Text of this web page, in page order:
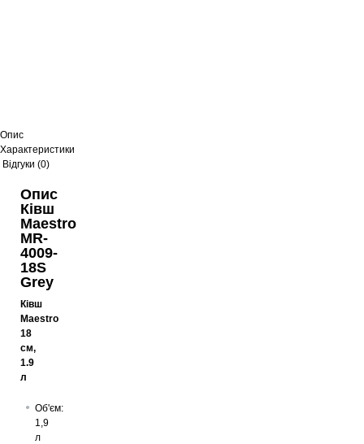
Опис
Характеристики
Відгуки (0)
Опис
Ківш
Maestro
MR-
4009-
18S
Grey
Ківш
Maestro
18
см,
1.9
л
Об'єм:
1,9
л